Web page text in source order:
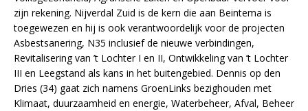
zijn rekening. Nijverdal Zuid is de kern die aan Beintema is
toegewezen en hij is ook verantwoordelijk voor de projecten
Asbestsanering, N35 inclusief de nieuwe verbindingen,
Revitalisering van ’t Lochter I en II, Ontwikkeling van ’t Lochter
III en Leegstand als kans in het buitengebied. Dennis op den
Dries (34) gaat zich namens GroenLinks bezighouden met
Klimaat, duurzaamheid en energie, Waterbeheer, Afval, Beheer